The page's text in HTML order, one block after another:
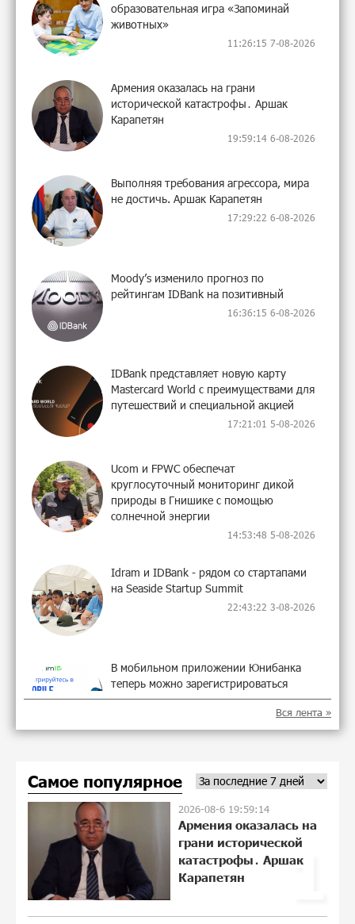
образовательная игра «Запоминай
животных»
11:26:15 7-08-2026
Армения оказалась на грани
исторической катастрофы․ Аршак
Карапетян
19:59:14 6-08-2026
Выполняя требования агрессора, мира
не достичь. Аршак Карапетян
17:29:22 6-08-2026
Moody’s изменило прогноз по
рейтингам IDBank на позитивный
16:36:15 6-08-2026
IDBank представляет новую карту
Mastercard World с преимуществами для
путешествий и специальной акцией
17:21:01 5-08-2026
Ucom и FPWC обеспечат
круглосуточный мониторинг дикой
природы в Гнишике с помощью
солнечной энергии
14:53:48 5-08-2026
Idram и IDBank - рядом со стартапами
на Seaside Startup Summit
22:43:22 3-08-2026
В мобильном приложении Юнибанка
теперь можно зарегистрироваться
также с помощью imID
10:13:18 3-08-2026
предупреждает о кибератаках на
школьников
21:09:53 31-07-2026
ЕАЭС со временем будет расширяться.
Когда-нибудь это поймёт и рядовой
армянин, но будет уже поздно
Вся лента »
Самое популярное
1
2026-08-6 19:59:14
Армения оказалась на
грани исторической
катастрофы․ Аршак
Карапетян